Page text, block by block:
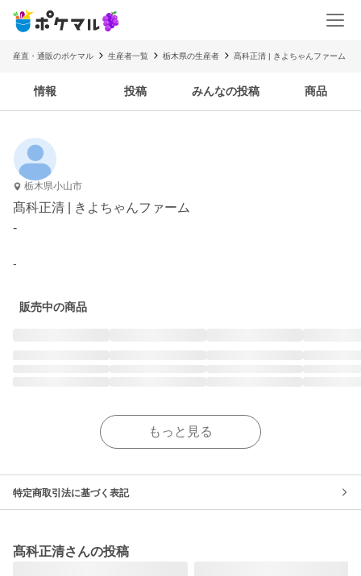
産直・通販のポケマル 生産者一覧 栃木県の生産者 髙科正清 | きよちゃんファーム
情報 投稿 みんなの投稿 商品
栃木県小山市
髙科正清 | きよちゃんファーム
-
-
販売中の商品
もっと見る
特定商取引法に基づく表記
髙科正清さんの投稿